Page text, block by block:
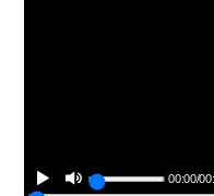
00:00/